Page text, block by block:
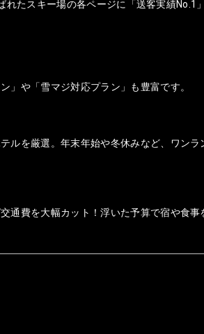
たスキー場の各ページに「送客実績No.1
」や「雪マジ対応プラン」も豊富です。
ルを厳選。年末年始や冬休みなど、ワンラ
通費を大幅カット！浮いた予算で宿や食事